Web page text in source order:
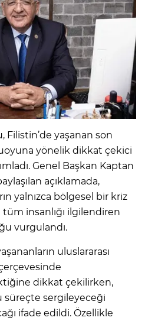
Filistin’de yaşanan son
yönelik dikkat çekici
Genel Başkan Kaptan
açıklamada,
yalnızca bölgesel bir kriz
tüm insanlığı ilgilendiren
vurgulandı.
uluslararası
dikkat çekilirken,
sergileyeceği
ifade edildi. Özellikle